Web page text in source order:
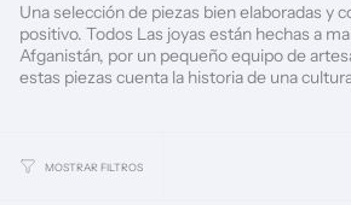
Una selección de piezas bien elaboradas y
positivo. Todos Las joyas están hechas a
Afganistán, por un pequeño equipo de
estas piezas cuenta la historia de una
MOSTRAR FILTROS